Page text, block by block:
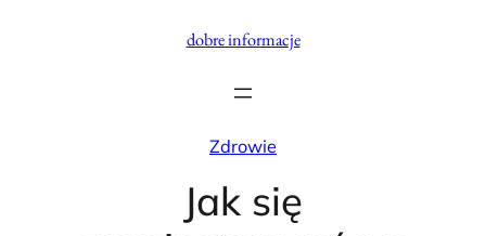
dobre informacje
Zdrowie
Jak się